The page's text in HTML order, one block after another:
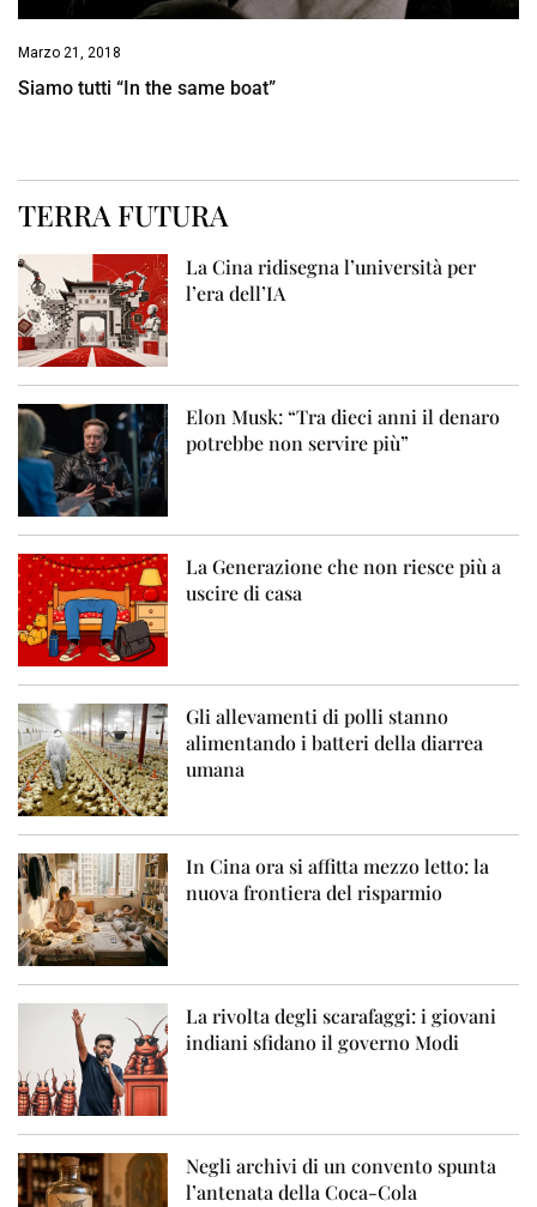
Marzo 21, 2018
Siamo tutti “In the same boat”
TERRA FUTURA
La Cina ridisegna l’università per
l’era dell’IA
Elon Musk: “Tra dieci anni il denaro
potrebbe non servire più”
La Generazione che non riesce più a
uscire di casa
Gli allevamenti di polli stanno
alimentando i batteri della diarrea
umana
In Cina ora si affitta mezzo letto: la
nuova frontiera del risparmio
La rivolta degli scarafaggi: i giovani
indiani sfidano il governo Modi
Negli archivi di un convento spunta
l’antenata della Coca-Cola